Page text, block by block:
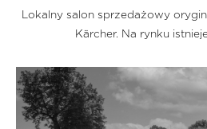
Lokalny salon sprzedażowy
Kärcher. Na rynku